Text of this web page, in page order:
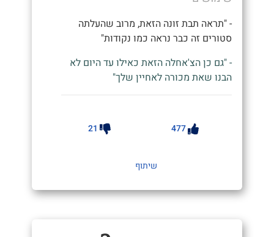
- "תראה תבת זונה הזאת, מרוב שהעלתה
סטורים זה כבר נראה כמו נקודות"
- "גם כן הצ'אחלה הזאת כאילו עד היום לא
הבנו שאת מכורה לאחיין שלך"
477
21
שיתוף